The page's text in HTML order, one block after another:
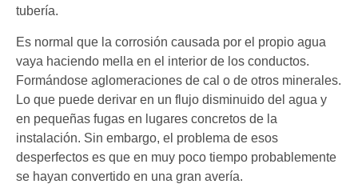
tubería.
Es normal que la corrosión causada por el propio agua
vaya haciendo mella en el interior de los conductos.
Formándose aglomeraciones de cal o de otros minerales.
Lo que puede derivar en un flujo disminuido del agua y
en pequeñas fugas en lugares concretos de la
instalación. Sin embargo, el problema de esos
desperfectos es que en muy poco tiempo probablemente
se hayan convertido en una gran avería.